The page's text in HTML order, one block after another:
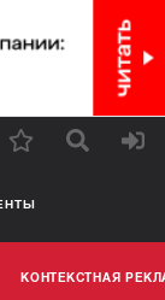
КОНТЕКСТНАЯ